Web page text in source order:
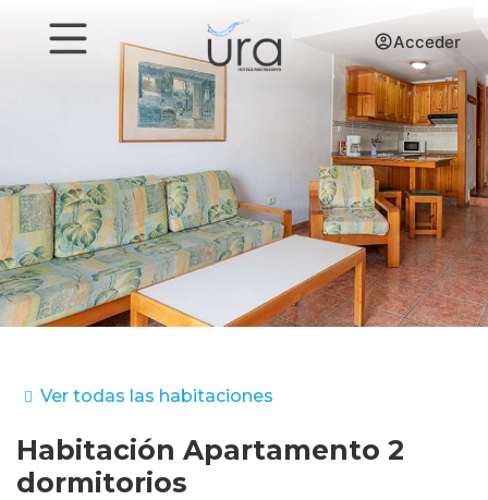
Acceder
Ver todas las habitaciones
Habitación Apartamento 2
dormitorios